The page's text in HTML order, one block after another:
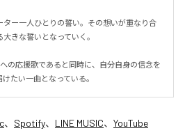
ー一人ひとりの誓い。その想いが重なり合
きな誓いとなっていく。
への応援歌であると同時に、自分自身の信念を
たい一曲となっている。
、 Spotify、 LINE MUSIC、 YouTube